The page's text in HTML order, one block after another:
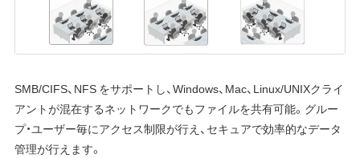
SMB/CIFS、NFS をサポートし、Windows、Mac、Linux/UNIXクライ
アントが混在するネットワークでもファイルを共有可能。グルー
プ・ユーザー毎にアクセス制限が行え、セキュアで効率的なデータ
管理が行えます。